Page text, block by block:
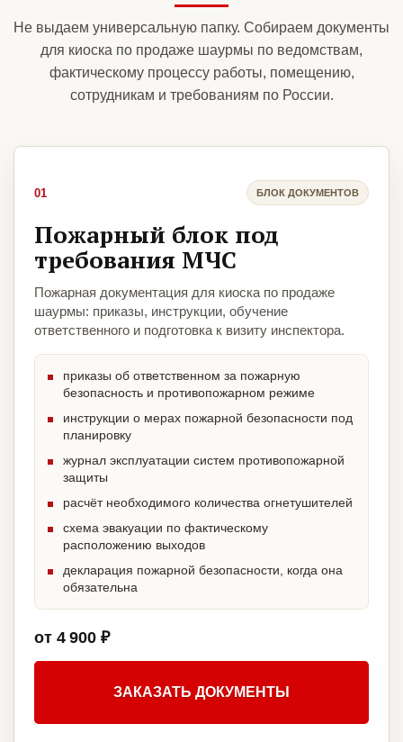
Не выдаем универсальную папку. Собираем документы
для киоска по продаже шаурмы по ведомствам,
фактическому процессу работы, помещению,
сотрудникам и требованиям по России.
01 БЛОК ДОКУМЕНТОВ
Пожарный блок под
требования МЧС
Пожарная документация для киоска по продаже
шаурмы: приказы, инструкции, обучение
ответственного и подготовка к визиту инспектора.
приказы об ответственном за пожарную
безопасность и противопожарном режиме
инструкции о мерах пожарной безопасности под
планировку
журнал эксплуатации систем противопожарной
защиты
расчёт необходимого количества огнетушителей
схема эвакуации по фактическому
расположению выходов
декларация пожарной безопасности, когда она
обязательна
от 4 900 ₽
ЗАКАЗАТЬ ДОКУМЕНТЫ